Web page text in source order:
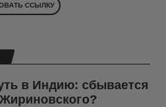
ССЫЛКУ
в Индию: сбывается